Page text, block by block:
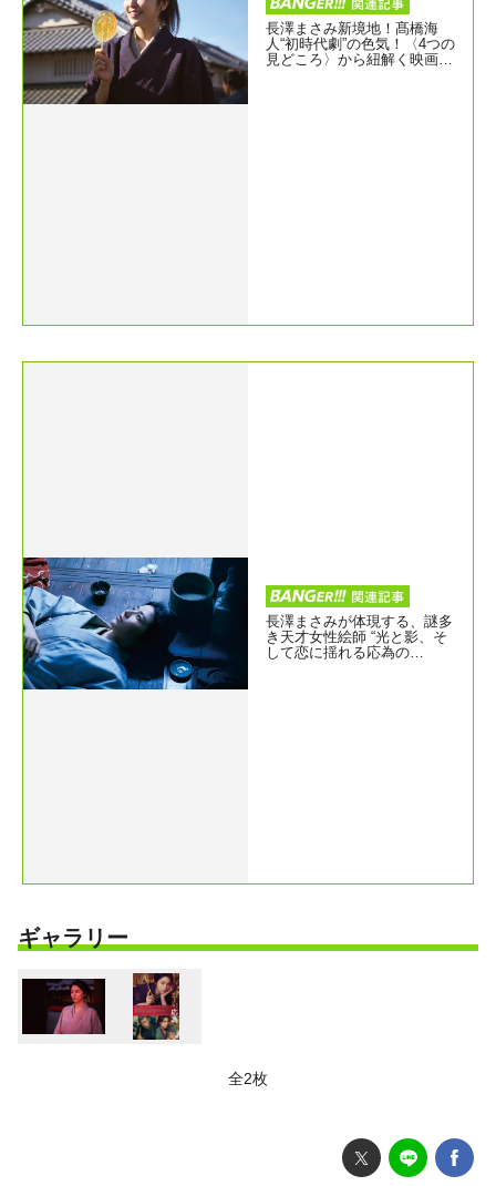
長澤まさみ新境地！髙橋海
人“初時代劇”の色気！〈4つの
見どころ〉から紐解く映画
長澤まさみが体現する、謎多
き天才女性絵師 “光と影、そ
して恋に揺れる応為の
ギャラリー
全2枚